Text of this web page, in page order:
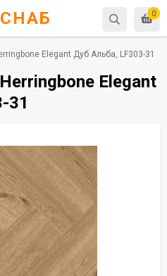
0
СНАБ
Elegant Дуб Альба, LF303-31
Elegant
31